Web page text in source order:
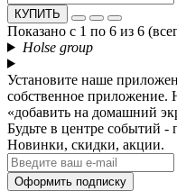
КУПИТЬ
Показано с 1 по 6 из 6
Holse group
Установите наше
собственное приложение.
«добавить на домашний
Будьте в центре событий
Новинки, скидки, акции.
Оформить подписку